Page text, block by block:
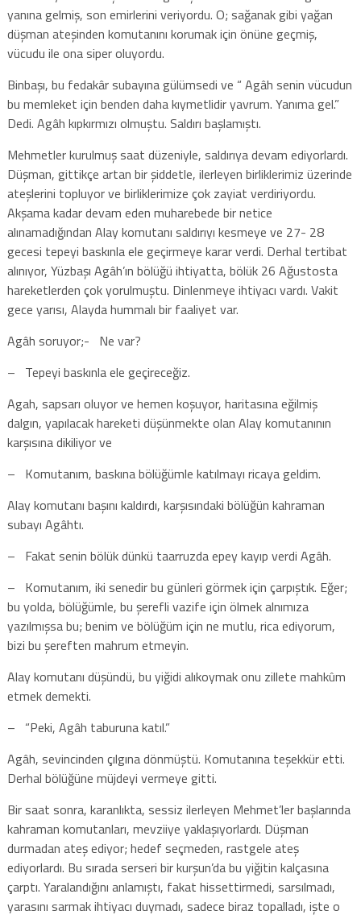
yanına gelmiş, son emirlerini veriyordu. O; sağanak gibi yağan
düşman ateşinden komutanını korumak için önüne geçmiş,
vücudu ile ona siper oluyordu.
Binbaşı, bu fedakâr subayına gülümsedi ve “ Agâh senin vücudun
bu memleket için benden daha kıymetlidir yavrum. Yanıma gel.”
Dedi. Agâh kıpkırmızı olmuştu. Saldırı başlamıştı.
Mehmetler kurulmuş saat düzeniyle, saldırıya devam ediyorlardı.
Düşman, gittikçe artan bir şiddetle, ilerleyen birliklerimiz üzerinde
ateşlerini topluyor ve birliklerimize çok zayiat verdiriyordu.
Akşama kadar devam eden muharebede bir netice
alınamadığından Alay komutanı saldırıyı kesmeye ve 27- 28
gecesi tepeyi baskınla ele geçirmeye karar verdi. Derhal tertibat
alınıyor, Yüzbaşı Agâh’ın bölüğü ihtiyatta, bölük 26 Ağustosta
hareketlerden çok yorulmuştu. Dinlenmeye ihtiyacı vardı. Vakit
gece yarısı, Alayda hummalı bir faaliyet var.
Agâh soruyor;- Ne var?
– Tepeyi baskınla ele geçireceğiz.
Agah, sapsarı oluyor ve hemen koşuyor, haritasına eğilmiş
dalgın, yapılacak hareketi düşünmekte olan Alay komutanının
karşısına dikiliyor ve
– Komutanım, baskına bölüğümle katılmayı ricaya geldim.
Alay komutanı başını kaldırdı, karşısındaki bölüğün kahraman
subayı Agâhtı.
– Fakat senin bölük dünkü taarruzda epey kayıp verdi Agâh.
– Komutanım, iki senedir bu günleri görmek için çarpıştık. Eğer;
bu yolda, bölüğümle, bu şerefli vazife için ölmek alnımıza
yazılmışsa bu; benim ve bölüğüm için ne mutlu, rica ediyorum,
bizi bu şereften mahrum etmeyin.
Alay komutanı düşündü, bu yiğidi alıkoymak onu zillete mahkûm
etmek demekti.
– “Peki, Agâh taburuna katıl.”
Agâh, sevincinden çılgına dönmüştü. Komutanına teşekkür etti.
Derhal bölüğüne müjdeyi vermeye gitti.
Bir saat sonra, karanlıkta, sessiz ilerleyen Mehmet’ler başlarında
kahraman komutanları, mevziiye yaklaşıyorlardı. Düşman
durmadan ateş ediyor; hedef seçmeden, rastgele ateş
ediyorlardı. Bu sırada serseri bir kurşun’da bu yiğitin kalçasına
çarptı. Yaralandığını anlamıştı, fakat hissettirmedi, sarsılmadı,
yarasını sarmak ihtiyacı duymadı, sadece biraz topalladı, işte o